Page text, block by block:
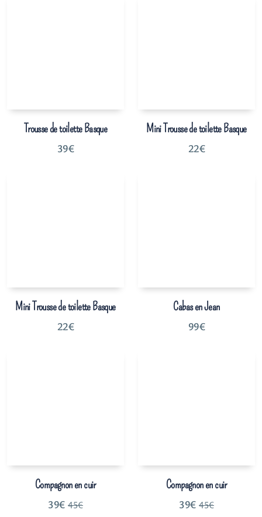
Trousse de toilette Basque
39€
Mini Trousse de toilette Basque
22€
Mini Trousse de toilette Basque
22€
Cabas en Jean
99€
Compagnon en cuir
39€ 45€
Compagnon en cuir
39€ 45€